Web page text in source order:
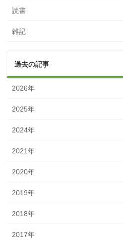
読書
雑記
過去の記事
2026年
2025年
2024年
2021年
2020年
2019年
2018年
2017年